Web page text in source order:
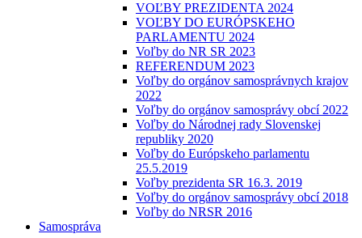
VOĽBY PREZIDENTA 2024
VOĽBY DO EURÓPSKEHO
PARLAMENTU 2024
Voľby do NR SR 2023
REFERENDUM 2023
Voľby do orgánov samosprávnych krajov
2022
Voľby do orgánov samosprávy obcí 2022
Voľby do Národnej rady Slovenskej
republiky 2020
Voľby do Európskeho parlamentu
25.5.2019
Voľby prezidenta SR 16.3. 2019
Voľby do orgánov samosprávy obcí 2018
Voľby do NRSR 2016
Samospráva